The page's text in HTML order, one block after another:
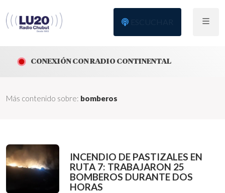
CONEXIÓN CON RADIO CONTINENTAL
Más contenido sobre: bomberos
INCENDIO DE PASTIZALES EN
RUTA 7: TRABAJARON 25
BOMBEROS DURANTE DOS
HORAS